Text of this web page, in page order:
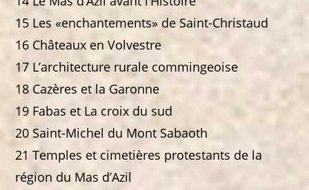
15 Les «enchantements» de Saint-Christaud
16 Châteaux en Volvestre
17 L’architecture rurale commingeoise
18 Cazères et la Garonne
19 Fabas et La croix du sud
20 Saint-Michel du Mont Sabaoth
21 Temples et cimetières protestants de la
région du Mas d’Azil